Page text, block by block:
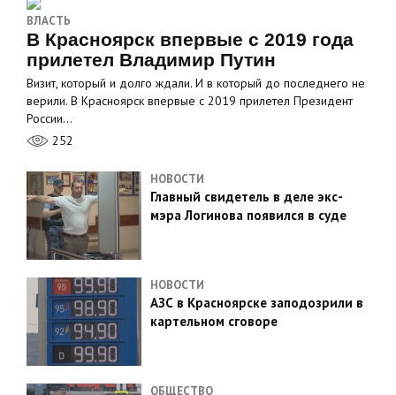
ВЛАСТЬ
В Красноярск впервые с 2019 года
прилетел Владимир Путин
Визит, который и долго ждали. И в который до последнего не
верили. В Красноярск впервые с 2019 прилетел Президент
России…
252
НОВОСТИ
Главный свидетель в деле экс-
мэра Логинова появился в суде
НОВОСТИ
АЗС в Красноярске заподозрили в
картельном сговоре
ОБЩЕСТВО